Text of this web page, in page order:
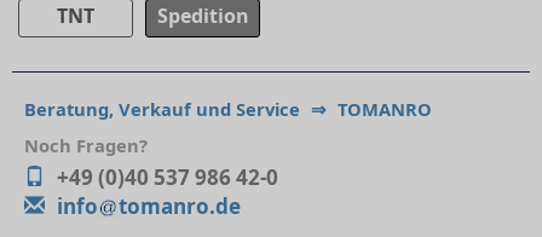
TNT
Spedition
Beratung, Verkauf und Service ⇒ TOMANRO
Noch Fragen?
+49 (0)40 537 986 42-0
info
tomanro.de